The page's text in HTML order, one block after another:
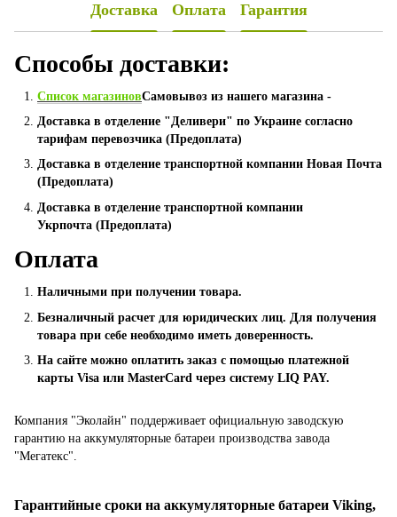
Доставка Оплата Гарантия
Способы доставки:
Список магазиновСамовывоз из нашего магазина -
Доставка в отделение "Деливери" по Украине согласно
тарифам перевозчика (Предоплата)
Доставка в отделение транспортной компании Новая Почта
(Предоплата)
Доставка в отделение транспортной компании
Укрпочта (Предоплата)
Оплата
Наличными при получении товара.
Безналичный расчет для юридических лиц. Для получения
товара при себе необходимо иметь доверенность.
На сайте можно оплатить заказ с помощью платежной
карты Visa или MasterCard через систему LIQ PAY.
Компания "Эколайн" поддерживает официальную заводскую
гарантию на аккумуляторные батареи производства завода
"Мегатекс".
Гарантийные сроки на аккумуляторные батареи Viking,